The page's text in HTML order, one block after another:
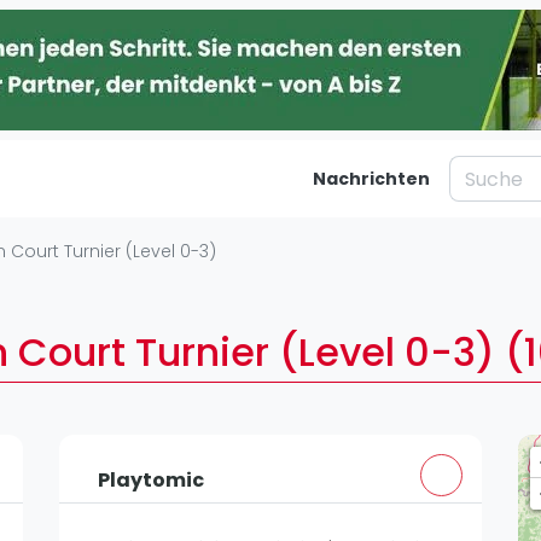
Die Geschichte von Padel
Regeln und Punktzählung
Nachrichten
Court Turnier (Level 0-3)
Court Turnier (Level 0-3)
Playtomic